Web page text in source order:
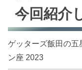
今回紹介
ゲッターズ飯田の五
ン座 2023